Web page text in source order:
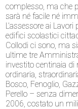
complesso, ma che
sarà né facile né
L’assessore ai
edifici scolastici
Collodi ci sono, ma
ultime tre
investito centinaia di
ordinaria,
Bosco, Fenoglio,
Perello – senza
2006, costato un